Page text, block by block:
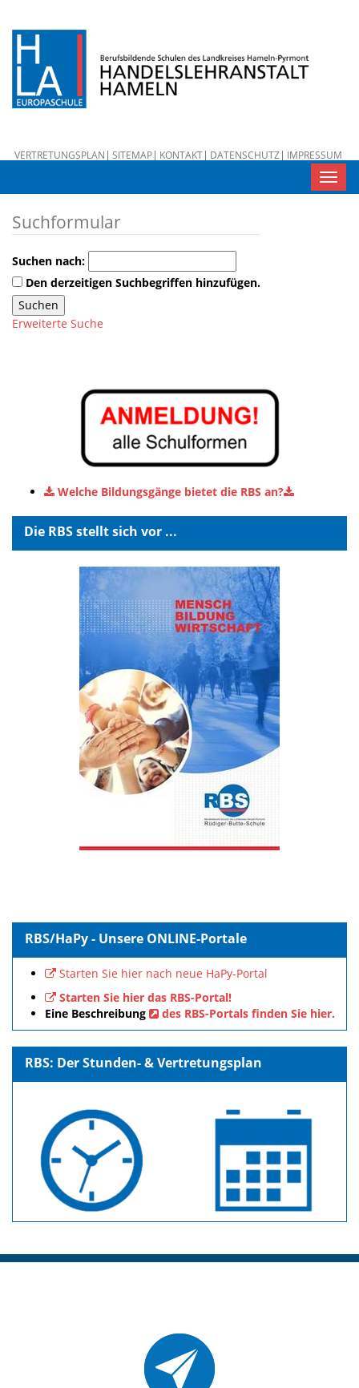
VERTRETUNGSPLAN SITEMAP KONTAKT DATENSCHUTZ IMPRESSUM
Welche Bildungsgänge bietet die RBS an?
Die RBS stellt sich vor ...
RBS/HaPy - Unsere ONLINE-Portale
Starten Sie hier nach neue HaPy-Portal
Starten Sie hier das RBS-Portal!
Eine Beschreibung
des RBS-Portals finden Sie hier.
RBS: Der Stunden- & Vertretungsplan
Suchformular
Suchen nach:
Den derzeitigen Suchbegriffen hinzufügen.
Erweiterte Suche